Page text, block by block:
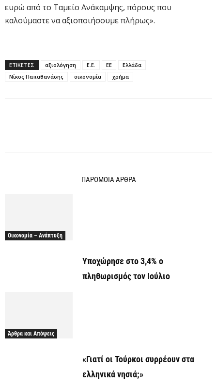
ευρώ από το Ταμείο Ανάκαμψης, πόρους που
καλούμαστε να αξιοποιήσουμε πλήρως».
ΕΤΙΚΕΤΕΣ αξιολόγηση Ε.Ε. ΕΕ
Ελλάδα
Νίκος Παπαθανάσης
οικονομία χρήμα
ΠΑΡΟΜΟΙΑ ΑΡΘΡΑ
Οικονομία – Ανάπτυξη
Υποχώρησε στο 3,4% ο
πληθωρισμός τον Ιούλιο
Άρθρα και Απόψεις
«Γιατί οι Τούρκοι συρρέουν στα
ελληνικά νησιά;»